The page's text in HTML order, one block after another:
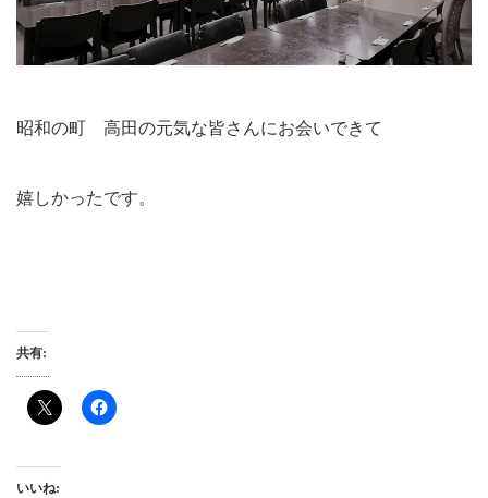
昭和の町 高田の元気な皆さんにお会いできて
嬉しかったです。
共有:
いいね: